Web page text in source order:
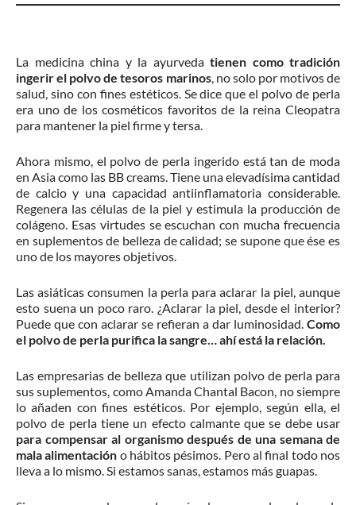
La medicina china y la ayurveda tienen como tradición
ingerir el polvo de tesoros marinos, no solo por motivos de
salud, sino con fines estéticos. Se dice que el polvo de perla
era uno de los cosméticos favoritos de la reina Cleopatra
para mantener la piel firme y tersa.
Ahora mismo, el polvo de perla ingerido está tan de moda
en Asia como las BB creams. Tiene una elevadísima cantidad
de calcio y una capacidad antiinflamatoria considerable.
Regenera las células de la piel y estimula la producción de
colágeno. Esas virtudes se escuchan con mucha frecuencia
en suplementos de belleza de calidad; se supone que ése es
uno de los mayores objetivos.
Las asiáticas consumen la perla para aclarar la piel, aunque
esto suena un poco raro. ¿Aclarar la piel, desde el interior?
Puede que con aclarar se refieran a dar luminosidad. Como
el polvo de perla purifica la sangre… ahí está la relación.
Las empresarias de belleza que utilizan polvo de perla para
sus suplementos, como Amanda Chantal Bacon, no siempre
lo añaden con fines estéticos. Por ejemplo, según ella, el
polvo de perla tiene un efecto calmante que se debe usar
para compensar al organismo después de una semana de
mala alimentación o hábitos pésimos. Pero al final todo nos
lleva a lo mismo. Si estamos sanas, estamos más guapas.